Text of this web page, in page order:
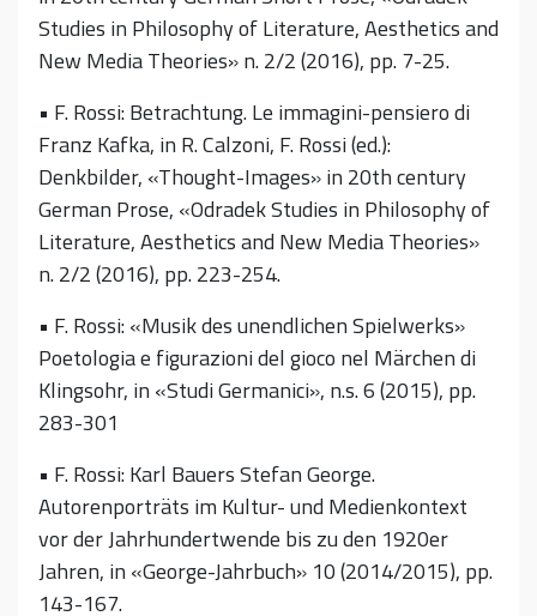
Studies in Philosophy of Literature, Aesthetics and
New Media Theories» n. 2/2 (2016), pp. 7-25.
• F. Rossi: Betrachtung. Le immagini-pensiero di
Franz Kafka, in R. Calzoni, F. Rossi (ed.):
Denkbilder, «Thought-Images» in 20th century
German Prose, «Odradek Studies in Philosophy of
Literature, Aesthetics and New Media Theories»
n. 2/2 (2016), pp. 223-254.
• F. Rossi: «Musik des unendlichen Spielwerks»
Poetologia e figurazioni del gioco nel Märchen di
Klingsohr, in «Studi Germanici», n.s. 6 (2015), pp.
283-301
• F. Rossi: Karl Bauers Stefan George.
Autorenporträts im Kultur- und Medienkontext
vor der Jahrhundertwende bis zu den 1920er
Jahren, in «George-Jahrbuch» 10 (2014/2015), pp.
143-167.